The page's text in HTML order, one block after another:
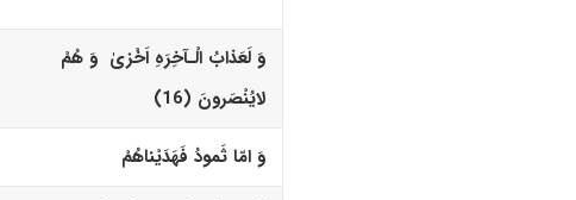
وَ لَعَذابُ الْـآخِرَهِ اَخْزیٰ وَ هُمْ
لایُنْصَرونَ (16)‏
وَ امّا ثَمودُ فَهَدَیْناهُمْ